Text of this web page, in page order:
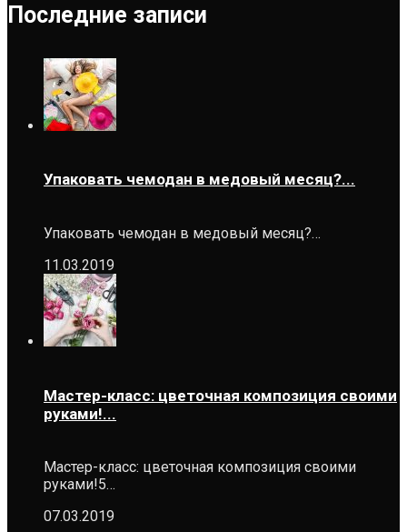
Последние записи
Упаковать чемодан в медовый месяц?...
Упаковать чемодан в медовый месяц?…
11.03.2019
Мастер-класс: цветочная композиция своими
руками!...
Мастер-класс: цветочная композиция своими
руками!5…
07.03.2019